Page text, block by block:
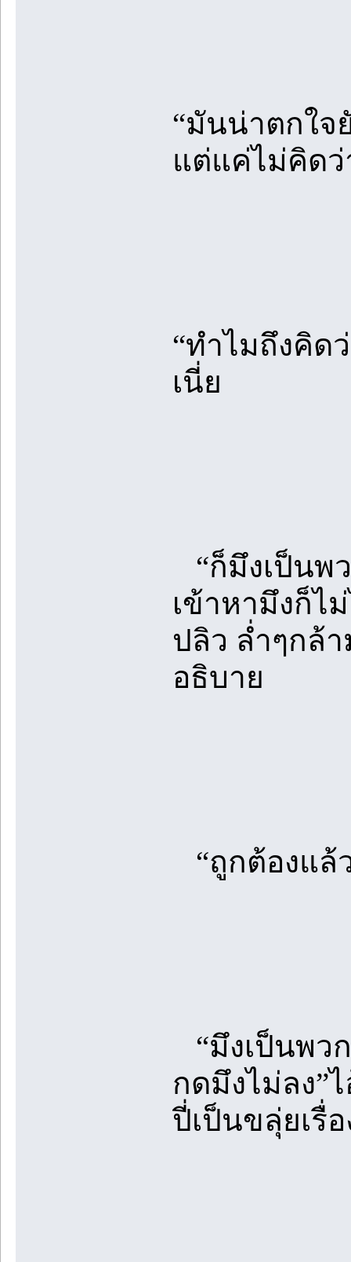
“มันน่าตกใจ
แต่แค่ไม่คิดว่
“ทำไมถึงคิด
เนี่ย
“ก็มึงเป็นพ
เข้าหามึงก็ไ
ปลิว ล่ำๆกล้
อธิบาย
“ถูกต้องแล้
“มึงเป็นพว
กดมึงไม่ลง”
ปี่เป็นขลุ่ยเรื่